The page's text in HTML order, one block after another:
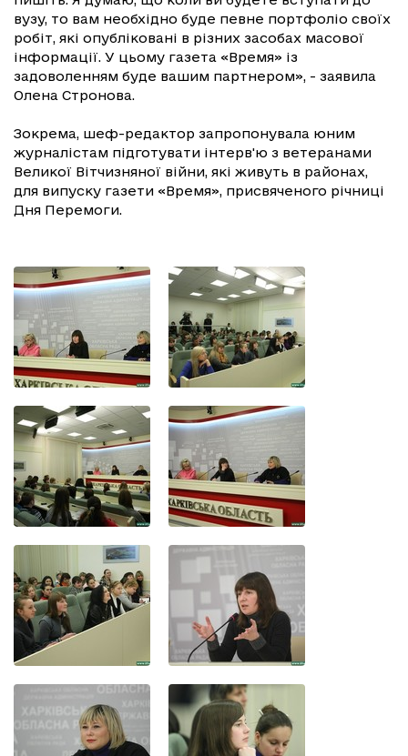
вузу, то вам необхідно буде певне портфоліо своїх
робіт, які опубліковані в різних засобах масової
інформації. У цьому газета «Время» із
задоволенням буде вашим партнером», - заявила
Олена Стронова.
Зокрема, шеф-редактор запропонувала юним
журналістам підготувати інтерв'ю з ветеранами
Великої Вітчизняної війни, які живуть в районах,
для випуску газети «Время», присвяченого річниці
Дня Перемоги.